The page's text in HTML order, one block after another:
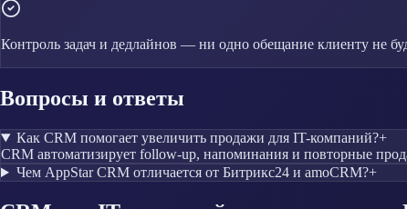
Контроль задач и дедлайнов — ни одно обещание клиенту не
Вопросы и ответы
Как CRM помогает увеличить продажи для IT-компаний?+
CRM автоматизирует follow-up, напоминания и повторные
Чем AppStar CRM отличается от Битрикс24 и amoCRM?+